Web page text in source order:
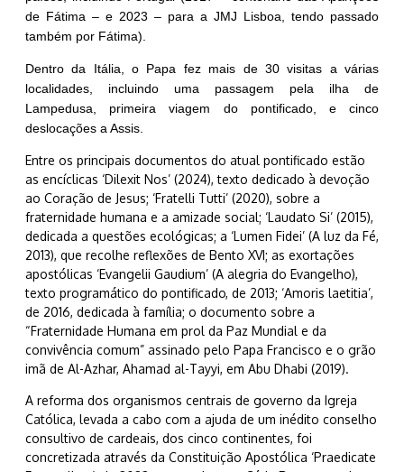
de Fátima – e 2023 – para a JMJ Lisboa, tendo passado
também por Fátima).
Dentro da Itália, o Papa fez mais de 30 visitas a várias
localidades, incluindo uma passagem pela ilha de
Lampedusa, primeira viagem do pontificado, e cinco
deslocações a Assis.
Entre os principais documentos do atual pontificado estão
as encíclicas ‘Dilexit Nos’ (2024), texto dedicado à devoção
ao Coração de Jesus; ‘Fratelli Tutti’ (2020), sobre a
fraternidade humana e a amizade social; ‘Laudato Si’ (2015),
dedicada a questões ecológicas; a ‘Lumen Fidei’ (A luz da Fé,
2013), que recolhe reflexões de Bento XVI; as exortações
apostólicas ‘Evangelii Gaudium’ (A alegria do Evangelho),
texto programático do pontificado, de 2013; ‘Amoris laetitia’,
de 2016, dedicada à família; o documento sobre a
“Fraternidade Humana em prol da Paz Mundial e da
convivência comum” assinado pelo Papa Francisco e o grão
imã de Al-Azhar, Ahamad al-Tayyi, em Abu Dhabi (2019).
A reforma dos organismos centrais de governo da Igreja
Católica, levada a cabo com a ajuda de um inédito conselho
consultivo de cardeais, dos cinco continentes, foi
concretizada através da Constituição Apostólica ‘Praedicate